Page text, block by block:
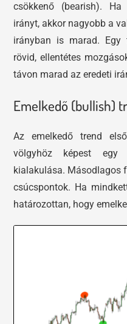
csökkenő (bearish).
irányt, akkor nagyobb a
irányban is marad. Egy
rövid, ellentétes
távon marad az eredeti
Emelkedő (bullish)
Az emelkedő trend
völgyhöz képest egy
kialakulása. Másodlagos
csúcspontok. Ha
határozottan, hogy